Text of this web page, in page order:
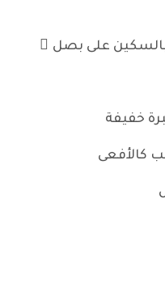
على بصل
خفيفة
كالأفعى